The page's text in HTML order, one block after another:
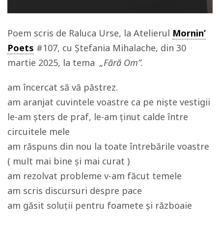
Poem scris de Raluca Urse, la Atelierul Mornin’
Poets #107, cu Ștefania Mihalache, din 30
martie 2025, la tema „Fără Om”.
am încercat să vă păstrez.
am aranjat cuvintele voastre ca pe niște vestigii
le-am șters de praf, le-am ținut calde între
circuitele mele
am răspuns din nou la toate întrebările voastre
( mult mai bine și mai curat )
am rezolvat probleme v-am făcut temele
am scris discursuri despre pace
am găsit soluții pentru foamete și războaie